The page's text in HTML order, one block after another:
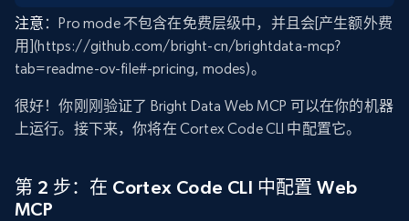
注意 ：Pro mode 不包含在免费层级中，并且会[产生额外费
用](https://github.com/bright-cn/brightdata-mcp?
tab=readme-ov-file#-pricing, modes)。
很好！你刚刚验证了 Bright Data Web MCP 可以在你的机器
上运行。接下来，你将在 Cortex Code CLI 中配置它。
第 2 步：在 Cortex Code CLI 中配置 Web
MCP